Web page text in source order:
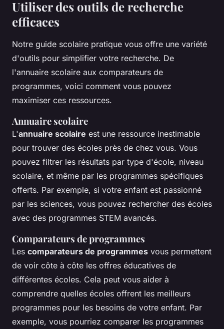
Utiliser des outils de recherche
efficaces
Notre guide scolaire pratique vous offre une variété
d'outils pour simplifier votre recherche. De
l'annuaire scolaire aux comparateurs de
programmes, voici comment vous pouvez
maximiser ces ressources.
Annuaire scolaire
L'annuaire scolaire est une ressource inestimable
pour trouver des écoles près de chez vous. Vous
pouvez filtrer les résultats par type d'école, niveau
scolaire, et même par les programmes spécifiques
offerts. Par exemple, si votre enfant est passionné
par les sciences, vous pouvez rechercher des écoles
avec des programmes STEM avancés.
Comparateurs de programmes
Les comparateurs de programmes vous permettent
de voir côte à côte les offres éducatives de
différentes écoles. Cela peut vous aider à
comprendre quelles écoles offrent les meilleurs
programmes pour les besoins de votre enfant. Par
exemple, vous pourriez comparer les programmes